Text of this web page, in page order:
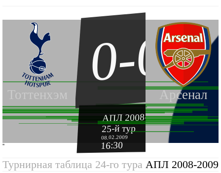
Тоттенхэм Арсенал
0-0
АПЛ 2008-2009
25-й тур
08.02.2009
16:30
''
Турнирная таблица 24-го тура АПЛ 2008-2009